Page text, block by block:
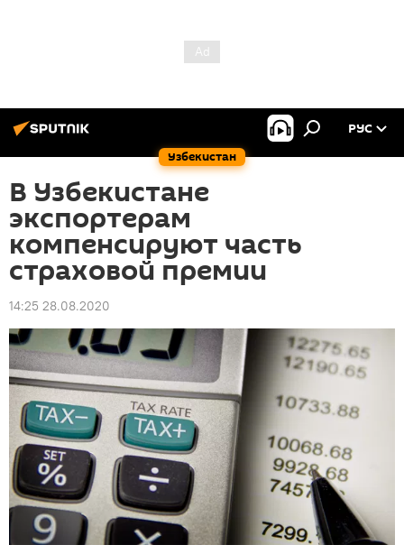
Узбекистан
РУС
В Узбекистане
экспортерам
компенсируют часть
страховой премии
14:25 28.08.2020